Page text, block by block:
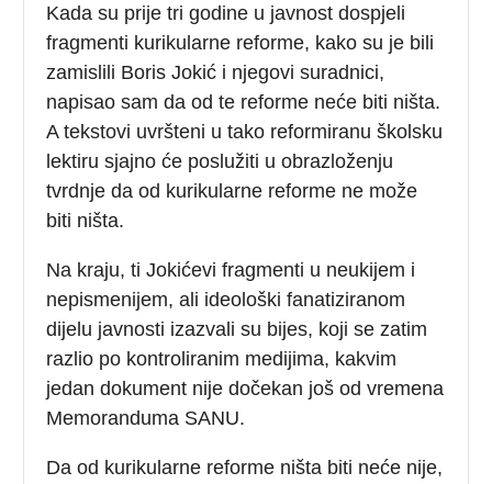
Kada su prije tri godine u javnost dospjeli
fragmenti kurikularne reforme, kako su je bili
zamislili Boris Jokić i njegovi suradnici,
napisao sam da od te reforme neće biti ništa.
A tekstovi uvršteni u tako reformiranu školsku
lektiru sjajno će poslužiti u obrazloženju
tvrdnje da od kurikularne reforme ne može
biti ništa.
Na kraju, ti Jokićevi fragmenti u neukijem i
nepismenijem, ali ideološki fanatiziranom
dijelu javnosti izazvali su bijes, koji se zatim
razlio po kontroliranim medijima, kakvim
jedan dokument nije dočekan još od vremena
Memoranduma SANU.
Da od kurikularne reforme ništa biti neće nije,